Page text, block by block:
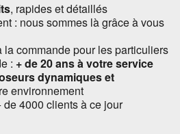
, rapides et détaillés
: nous sommes là grâce à vous
la commande pour les particuliers
: + de 20 ans à votre service
dynamiques et
environnement
4000 clients à ce jour